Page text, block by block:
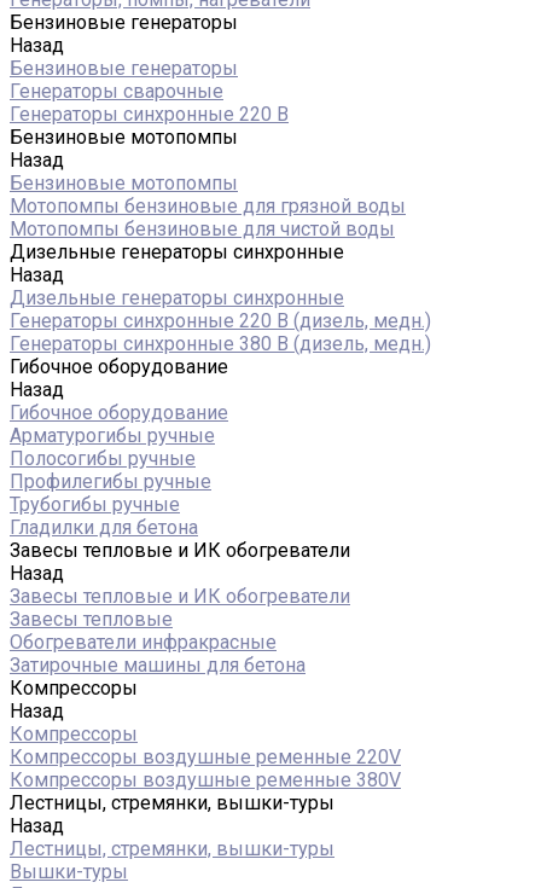
Бензиновые генераторы
Назад
Бензиновые генераторы
Генераторы сварочные
Генераторы синхронные 220 В
Бензиновые мотопомпы
Назад
Бензиновые мотопомпы
Мотопомпы бензиновые для грязной воды
Мотопомпы бензиновые для чистой воды
Дизельные генераторы синхронные
Назад
Дизельные генераторы синхронные
Генераторы синхронные 220 В (дизель, медн.)
Генераторы синхронные 380 В (дизель, медн.)
Гибочное оборудование
Назад
Гибочное оборудование
Арматурогибы ручные
Полосогибы ручные
Профилегибы ручные
Трубогибы ручные
Гладилки для бетона
Завесы тепловые и ИК обогреватели
Назад
Завесы тепловые и ИК обогреватели
Завесы тепловые
Обогреватели инфракрасные
Затирочные машины для бетона
Компрессоры
Назад
Компрессоры
Компрессоры воздушные ременные 220V
Компрессоры воздушные ременные 380V
Лестницы, стремянки, вышки-туры
Назад
Лестницы, стремянки, вышки-туры
Вышки-туры